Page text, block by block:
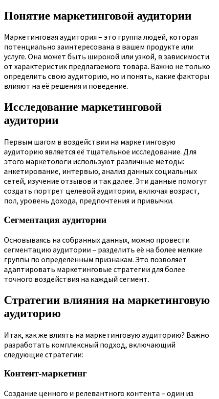
Понятие маркетинговой аудитории
Маркетинговая аудитория – это группа людей, которая
потенциально заинтересована в вашем продукте или
услуге. Она может быть широкой или узкой, в зависимости
от характеристик предлагаемого товара. Важно не только
определить свою аудиторию, но и понять, какие факторы
влияют на её решения и поведение.
Исследование маркетинговой
аудитории
Первым шагом в воздействии на маркетинговую
аудиторию является её тщательное исследование. Для
этого маркетологи используют различные методы:
анкетирование, интервью, анализ данных социальных
сетей, изучение отзывов и так далее. Эти данные помогут
создать портрет целевой аудитории, включая возраст,
пол, уровень дохода, предпочтения и привычки.
Сегментация аудитории
Основываясь на собранных данных, можно провести
сегментацию аудитории – разделить её на более мелкие
группы по определённым признакам. Это позволяет
адаптировать маркетинговые стратегии для более
точного воздействия на каждый сегмент.
Стратегии влияния на маркетинговую
аудиторию
Итак, как же влиять на маркетинговую аудиторию? Важно
разработать комплексный подход, включающий
следующие стратегии:
Контент-маркетинг
Создание ценного и релевантного контента – один из